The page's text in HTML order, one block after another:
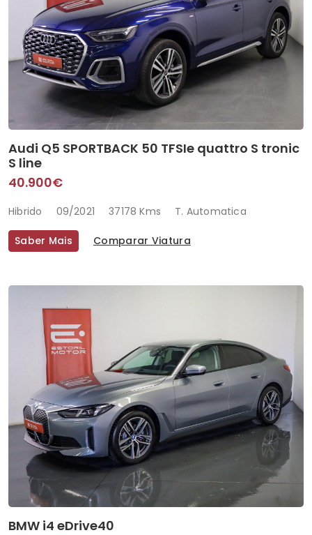
Audi Q5 SPORTBACK 50 TFSIe quattro S tronic
S line
40.900€
Hibrido 09/2021 37178 Kms T. Automatica
Saber Mais Comparar Viatura
BMW i4 eDrive40